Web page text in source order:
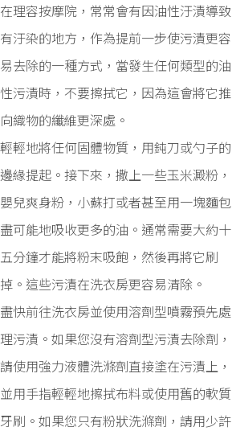
在理容按摩院，常常會有因油性汙漬導致
有汙染的地方，作為提前一步使污漬更容
易去除的一種方式，當發生任何類型的油
性污漬時，不要擦拭它，因為這會將它推
向織物的纖維更深處。
輕輕地將任何固體物質，用鈍刀或勺子的
邊緣提起。接下來，撒上一些玉米澱粉，
嬰兒爽身粉，小蘇打或者甚至用一塊麵包
盡可能地吸收更多的油。通常需要大約十
五分鐘才能將粉末吸飽，然後再將它刷
掉。這些污漬在洗衣房更容易清除。
盡快前往洗衣房並使用溶劑型噴霧預先處
理污漬。如果您沒有溶劑型污漬去除劑，
請使用強力液體洗滌劑直接塗在污漬上，
並用手指輕輕地擦拭布料或使用舊的軟質
牙刷。如果您只有粉狀洗滌劑，請用少許